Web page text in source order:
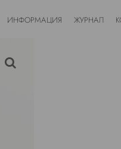
ИНФОРМАЦИЯ ЖУРНАЛ